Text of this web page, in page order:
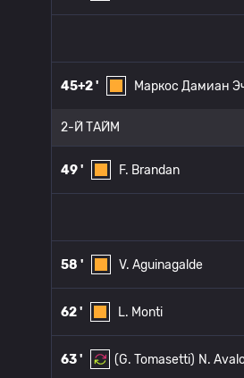
45+2 ' Маркос Дамиан
2-Й ТАЙМ
49 ' F. Brandan
58 ' V. Aguinagalde
62 ' L. Monti
63 ' (G. Tomasetti) N.